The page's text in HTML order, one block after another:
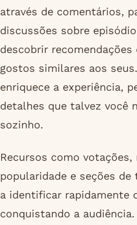
através de comentários,
discussões sobre
descobrir recomendações
gostos similares aos
enriquece a experiência,
detalhes que talvez você
sozinho.
Recursos como votações,
popularidade e seções de
a identificar rapidamente
conquistando a